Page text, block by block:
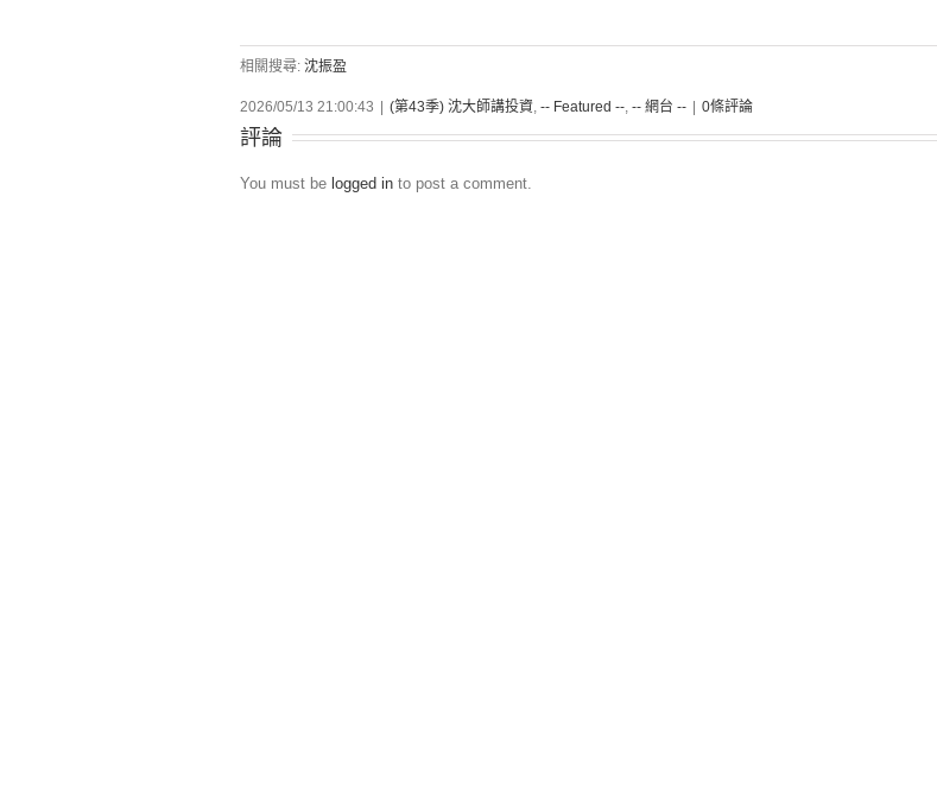
相關搜尋: 沈振盈
2026/05/13 21:00:43 (第43季) 沈大師講投資, -- Featured --, -- 網台 -- 0條評論
評論
You must be logged in to post a comment.